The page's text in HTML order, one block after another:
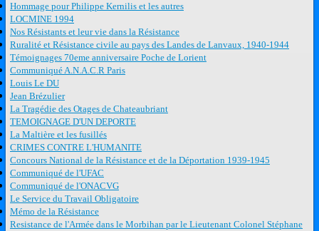
Hommage pour Philippe Kernilis et les autres
LOCMINE 1994
Nos Résistants et leur vie dans la Résistance
Ruralité et Résistance civile au pays des Landes de Lanvaux, 1940-1944
Témoignages 70eme anniversaire Poche de Lorient
Communiqué A.N.A.C.R Paris
Louis Le DU
Jean Brézulier
La Tragédie des Otages de Chateaubriant
TEMOIGNAGE D'UN DEPORTE
La Maltière et les fusillés
CRIMES CONTRE L'HUMANITE
Concours National de la Résistance et de la Déportation 1939-1945
Communiqué de l'UFAC
Communiqué de l'ONACVG
Le Service du Travail Obligatoire
Mémo de la Résistance
Resistance de l'Armée dans le Morbihan par le Lieutenant Colonel Stéphane